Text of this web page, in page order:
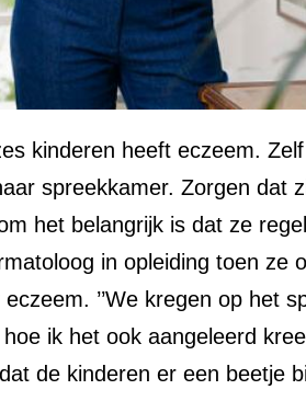
kinderen heeft eczeem.
spreekkamer. Zorgen dat
het belangrijk is dat ze
in opleiding toen ze
’’We kregen op het
ik het ook aangeleerd
de kinderen er een beetje